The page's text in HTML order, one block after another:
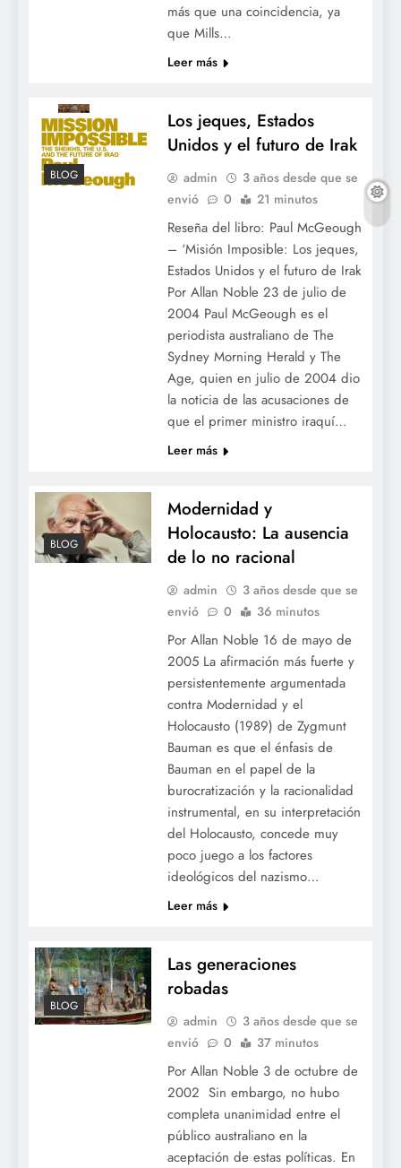
La élite del poder
Los jeques, Estados Unidos y el futuro de
Modernidad y Holocausto: La ausencia de
Las generaciones robadas
más que una coincidencia, ya
que Mills…
Leer más
BLOG
Los jeques, Estados
Unidos y el futuro de Irak
admin
3 años desde que se
envió
0 21 minutos
Reseña del libro: Paul McGeough
– ‘Misión Imposible: Los jeques,
Estados Unidos y el futuro de Irak
Por Allan Noble 23 de julio de
2004 Paul McGeough es el
periodista australiano de The
Sydney Morning Herald y The
Age, quien en julio de 2004 dio
la noticia de las acusaciones de
que el primer ministro iraquí…
Leer más
BLOG
Modernidad y
Holocausto: La ausencia
de lo no racional
admin
3 años desde que se
envió
0 36 minutos
Por Allan Noble 16 de mayo de
2005 La afirmación más fuerte y
persistentemente argumentada
contra Modernidad y el
Holocausto (1989) de Zygmunt
Bauman es que el énfasis de
Bauman en el papel de la
burocratización y la racionalidad
instrumental, en su interpretación
del Holocausto, concede muy
poco juego a los factores
ideológicos del nazismo…
Leer más
BLOG
Las generaciones
robadas
admin
3 años desde que se
envió
0 37 minutos
Por Allan Noble 3 de octubre de
2002 Sin embargo, no hubo
completa unanimidad entre el
público australiano en la
aceptación de estas políticas. En